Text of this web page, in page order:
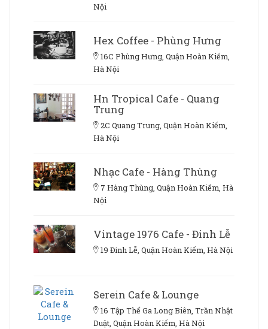
Nội
Hex Coffee - Phùng Hưng
16C Phùng Hưng, Quận Hoàn Kiếm,
Hà Nội
Hn Tropical Cafe - Quang
Trung
2C Quang Trung, Quận Hoàn Kiếm,
Hà Nội
Nhạc Cafe - Hàng Thùng
7 Hàng Thùng, Quận Hoàn Kiếm, Hà
Nội
Vintage 1976 Cafe - Đinh Lễ
19 Đinh Lễ, Quận Hoàn Kiếm, Hà Nội
Serein Cafe & Lounge
16 Tập Thể Ga Long Biên, Trần Nhật
Duật, Quận Hoàn Kiếm, Hà Nội